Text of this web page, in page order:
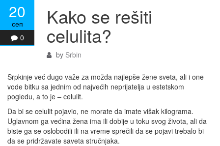
20
сеп
0
Kako se rešiti
celulita?
by Srbin
Srpkinje već dugo važe za možda najlepše žene sveta, ali i one
vode bitku sa jednim od najvećih neprijatelja u estetskom
pogledu, a to je – celulit.
Da bi se celulit pojavio, ne morate da imate višak kilograma.
Uglavnom ga većina žena ima ili dobije u toku svog života, ali da
biste ga se oslobodili ili na vreme sprečili da se pojavi trebalo bi
da se pridržavate saveta stručnjaka.